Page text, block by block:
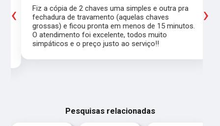
Fiz a cópia de 2 chaves uma simples e outra pra
fechadura de travamento (aquelas chaves
grossas) e ficou pronta em menos de 15 minutos.
O atendimento foi excelente, todos muito
simpáticos e o preço justo ao serviço!!
‹ ›
Pesquisas relacionadas